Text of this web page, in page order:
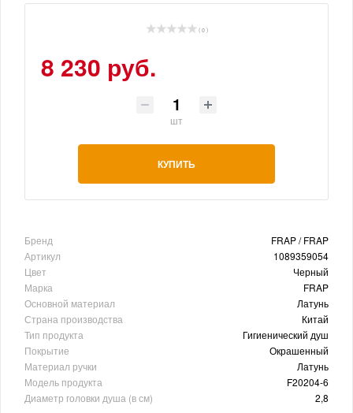
( 0 )
8 230 руб.
шт
КУПИТЬ
Бренд
FRAP / FRAP
Артикул
1089359054
Цвет
Черный
Марка
FRAP
Основной материал
Латунь
Страна производства
Китай
Тип продукта
Гигиенический душ
Покрытие
Окрашенный
Материал ручки
Латунь
Модель продукта
F20204-6
Диаметр головки душа (в см)
2,8